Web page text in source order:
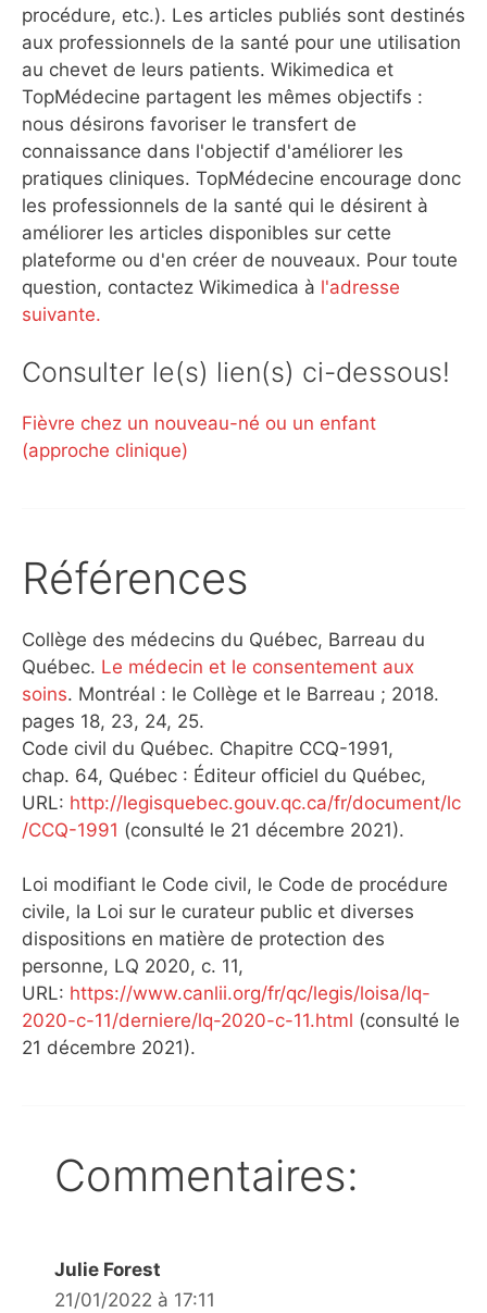
procédure, etc.). Les articles publiés sont destinés
aux professionnels de la santé pour une utilisation
au chevet de leurs patients. Wikimedica et
TopMédecine partagent les mêmes objectifs :
nous désirons favoriser le transfert de
connaissance dans l'objectif d'améliorer les
pratiques cliniques. TopMédecine encourage donc
les professionnels de la santé qui le désirent à
améliorer les articles disponibles sur cette
plateforme ou d'en créer de nouveaux. Pour toute
question, contactez Wikimedica à l'adresse
suivante.
Consulter le(s) lien(s) ci-dessous!
Fièvre chez un nouveau-né ou un enfant
(approche clinique)
Références
Collège des médecins du Québec, Barreau du
Québec. Le médecin et le consentement aux
soins. Montréal : le Collège et le Barreau ; 2018.
pages 18, 23, 24, 25.
Code civil du Québec. Chapitre CCQ-1991,
chap. 64, Québec : Éditeur officiel du Québec,
URL: http://legisquebec.gouv.qc.ca/fr/document/lc
/CCQ-1991 (consulté le 21 décembre 2021).
Loi modifiant le Code civil, le Code de procédure
civile, la Loi sur le curateur public et diverses
dispositions en matière de protection des
personne, LQ 2020, c. 11,
URL: https://www.canlii.org/fr/qc/legis/loisa/lq-
2020-c-11/derniere/lq-2020-c-11.html (consulté le
21 décembre 2021).
Commentaires:
Julie Forest
21/01/2022 à 17:11